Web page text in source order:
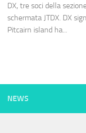
DX, tre soci della
schermata JTDX. DX
Pitcairn island ha...
NEWS